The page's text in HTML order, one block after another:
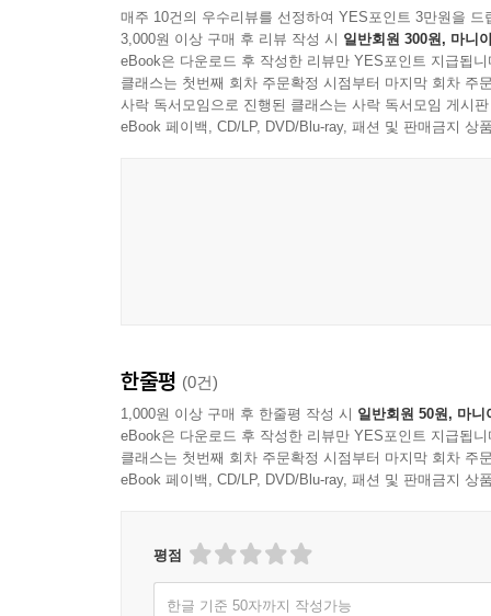
매주 10건의 우수리뷰를 선정하여 YES포인트 3만원을 드
3,000원 이상 구매 후 리뷰 작성 시 일반회원 300원, 마니
eBook은 다운로드 후 작성한 리뷰만 YES포인트 지급됩니
클래스는 첫번째 회차 주문확정 시점부터 마지막 회차 주
사락 독서모임으로 진행된 클래스는 사락 독서모임 게시
eBook 페이백, CD/LP, DVD/Blu-ray, 패션 및 판매금지 상
한줄평 (0건)
1,000원 이상 구매 후 한줄평 작성 시 일반회원 50원, 마니
eBook은 다운로드 후 작성한 리뷰만 YES포인트 지급됩니
클래스는 첫번째 회차 주문확정 시점부터 마지막 회차 주
eBook 페이백, CD/LP, DVD/Blu-ray, 패션 및 판매금지 상
평점
한글 기준 50자까지 작성가능